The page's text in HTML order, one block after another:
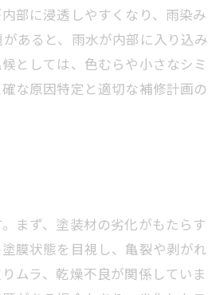
部に浸透しやすくなり、雨染
あると、雨水が内部に入り込
としては、色むらや小さなシ
な原因特定と適切な補修計画
まず、塗装材の劣化がもたら
膜状態を目視し、亀裂や剥が
ムラ、乾燥不良が関係してい